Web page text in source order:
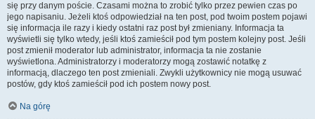
się przy danym poście. Czasami można to zrobić tylko przez pewien czas po
jego napisaniu. Jeżeli ktoś odpowiedział na ten post, pod twoim postem pojawi
się informacja ile razy i kiedy ostatni raz post był zmieniany. Informacja ta
wyświetli się tylko wtedy, jeśli ktoś zamieścił pod tym postem kolejny post. Jeśli
post zmienił moderator lub administrator, informacja ta nie zostanie
wyświetlona. Administratorzy i moderatorzy mogą zostawić notatkę z
informacją, dlaczego ten post zmieniali. Zwykli użytkownicy nie mogą usuwać
postów, gdy ktoś zamieścił pod ich postem nowy post.
Na górę